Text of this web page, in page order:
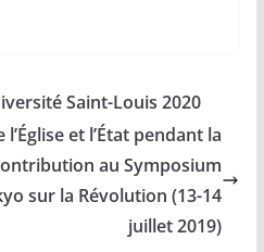
Saint-Louis 2020
et l’État pendant la
au Symposium
sur la Révolution (13-14
juillet 2019)